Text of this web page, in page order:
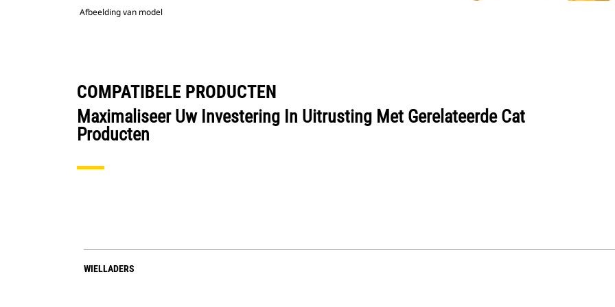
Afbeelding van model
COMPATIBELE PRODUCTEN
Maximaliseer Uw Investering In Uitrusting Met Gerelateerde Cat
Producten
WIELLADERS